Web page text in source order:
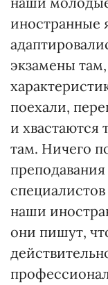
иностранные
экзамены
поехали,
и хвастаются
там. Ничего
наши
они пишут,